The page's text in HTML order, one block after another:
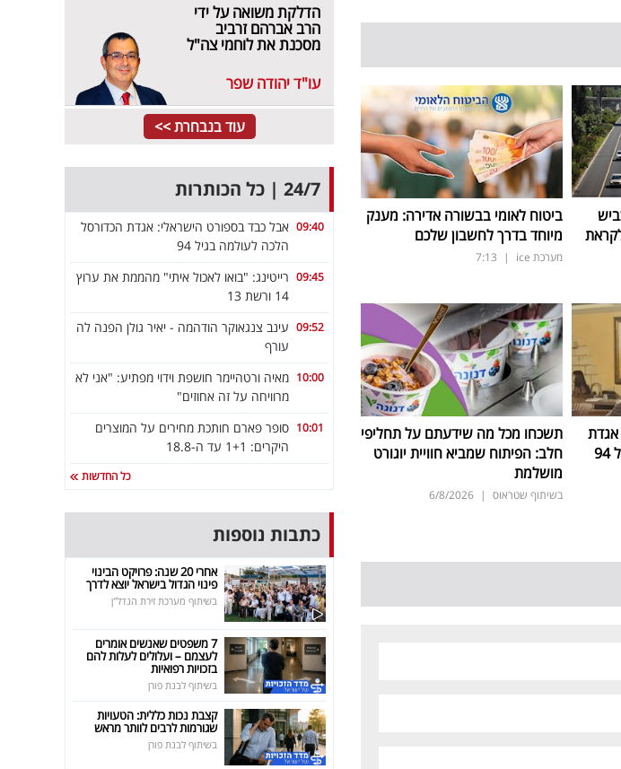
ביטוח לאומי בבשורה אדירה: מענק
מיוחד בדרך לחשבון שלכם
מערכת ice |
7:13
אגדת
תשכחו מכל מה שידעתם על תחליפי
חלב: הפיתוח שמביא חוויית יוגורט
מושלמת
בשיתוף שטראוס |
6/8/2026
הדלקת משואה על ידי
הרב אברהם זרביב
מסכנת את לוחמי צה"ל
עו"ד יהודה שפר
עוד בנבחרת >>
24/7 | כל הכותרות
09:40 אבל כבד בספורט הישראלי: אגדת הכדורסל
הלכה לעולמה בגיל 94
09:45 רייטינג: "בואו לאכול איתי" מהממת את ערוץ
14 ורשת 13
09:52 עינב צנגאוקר הודהמה - יאיר גולן הפנה לה
עורף
10:00 מאיה ורטהיימר חושפת וידוי מפתיע: "אני לא
מרוויחה על זה אחוזים"
10:01 סופר פארם חותכת מחירים על המוצרים
היקרים: 1+1 עד ה-18.8
כל החדשות
כתבות נוספות
אחרי 20 שנה: פרויקט הבינוי
פינוי הגדול בישראל יוצא לדרך
בשיתוף מערכת זירת הנדל"ן
7 משפטים שאנשים אומרים
לעצמם – ועלולים לעלות להם
בזכויות רפואיות
בשיתוף לבנת פורן
קצבת נכות כללית: הטעויות
שגורמות לרבים לוותר מראש
בשיתוף לבנת פורן